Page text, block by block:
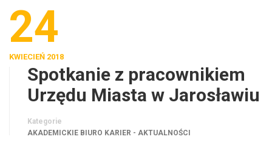
24
KWIECIEŃ 2018
Spotkanie z pracownikiem
Urzędu Miasta w Jarosławiu
Kategorie
AKADEMICKIE BIURO KARIER - AKTUALNOŚCI